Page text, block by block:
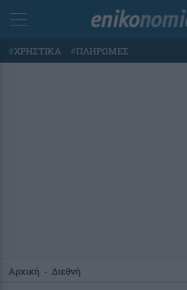
#ΧΡΗΣΤΙΚΑ #ΠΛΗΡΩΜΕΣ
Αρχική - Διεθνή